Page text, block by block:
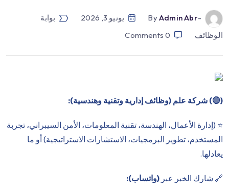
-by
Admin Abr يونيو 3, 2026
بوابة
الوظائف
0
Comments
(
🔴) شركة علم (وظائف إدارية وتقنية وهندسية):
⭐️ (إدارة الأعمال، الهندسة، تقنية المعلومات، الأمن السيبراني، تجربة
المستخدم، تطوير البرمجيات، الاستشارات الاستراتيجية) أو ما
يعادلها.
🔗 شارك الخبر عبر (واتساب):